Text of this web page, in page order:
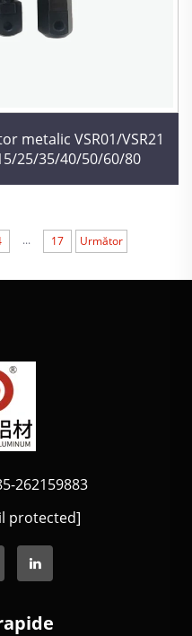
metalic VSR01/VSR21
25/35/40/50/60/80
... 17 Următor
262159883
protected]